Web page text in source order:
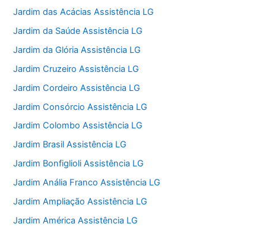
Jardim das Acácias Assistência LG
Jardim da Saúde Assistência LG
Jardim da Glória Assistência LG
Jardim Cruzeiro Assistência LG
Jardim Cordeiro Assistência LG
Jardim Consórcio Assistência LG
Jardim Colombo Assistência LG
Jardim Brasil Assistência LG
Jardim Bonfiglioli Assistência LG
Jardim Anália Franco Assistência LG
Jardim Ampliação Assistência LG
Jardim América Assistência LG